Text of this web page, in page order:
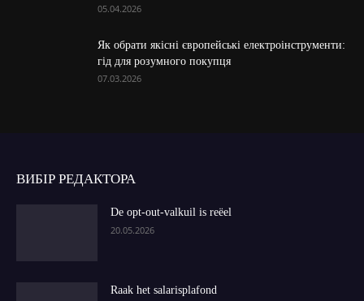
05.04.2026
Як обрати якісні європейські електроінструменти:
гід для розумного покупця
07.03.2026
ВИБІР РЕДАКТОРА
De opt-out-valkuil is reëel
20.05.2026
Raak het salarisplafond